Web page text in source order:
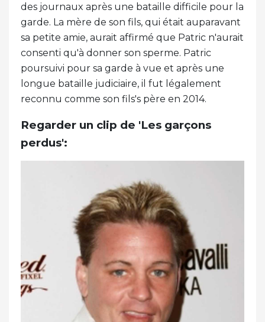
des journaux après une bataille difficile pour la
garde. La mère de son fils, qui était auparavant
sa petite amie, aurait affirmé que Patric n'aurait
consenti qu'à donner son sperme. Patric
poursuivi pour sa garde à vue et après une
longue bataille judiciaire, il fut légalement
reconnu comme son fils's père en 2014.
Regarder un clip de 'Les garçons
perdus':